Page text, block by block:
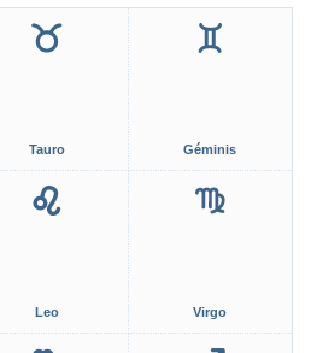
Tauro Géminis
Leo Virgo